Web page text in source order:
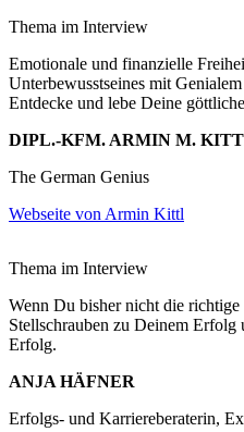
Thema im Interview
Emotionale und finanzielle
Unterbewusstseines mit
Entdecke und lebe Deine
DIPL.-KFM. ARMIN M.
The German Genius
Webseite von Armin Kittl
Thema im Interview
Wenn Du bisher nicht die
Stellschrauben zu Deinem
Erfolg.
ANJA HÄFNER
Erfolgs- und Karriereberaterin,